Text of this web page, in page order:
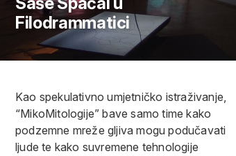
Filodrammatici
Kao spekulativno umjetničko istraživanje,
“MikoMitologije” bave samo time kako
podzemne mreže gljiva mogu podučavati
ljude te kako suvremene tehnologije